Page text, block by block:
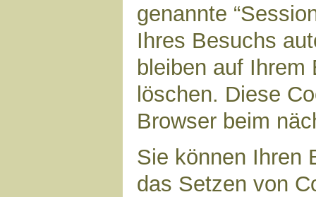
genannte
Ihres Besuchs
bleiben auf
löschen. Diese
Browser beim
Sie können Ihren
das Setzen von